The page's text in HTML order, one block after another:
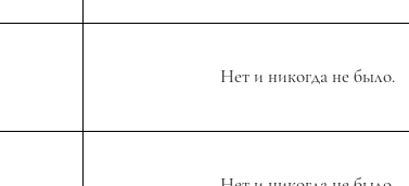
Нет и никогда не было.